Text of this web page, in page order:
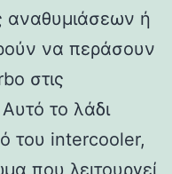
αναθυμιάσεων ή
να περάσουν
στις
το λάδι
του intercooler,
που λειτουργεί